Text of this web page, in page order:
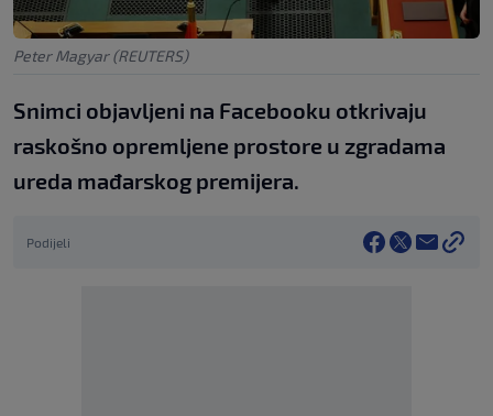
Peter Magyar (REUTERS)
Snimci objavljeni na Facebooku otkrivaju
raskošno opremljene prostore u zgradama
ureda mađarskog premijera.
Podijeli